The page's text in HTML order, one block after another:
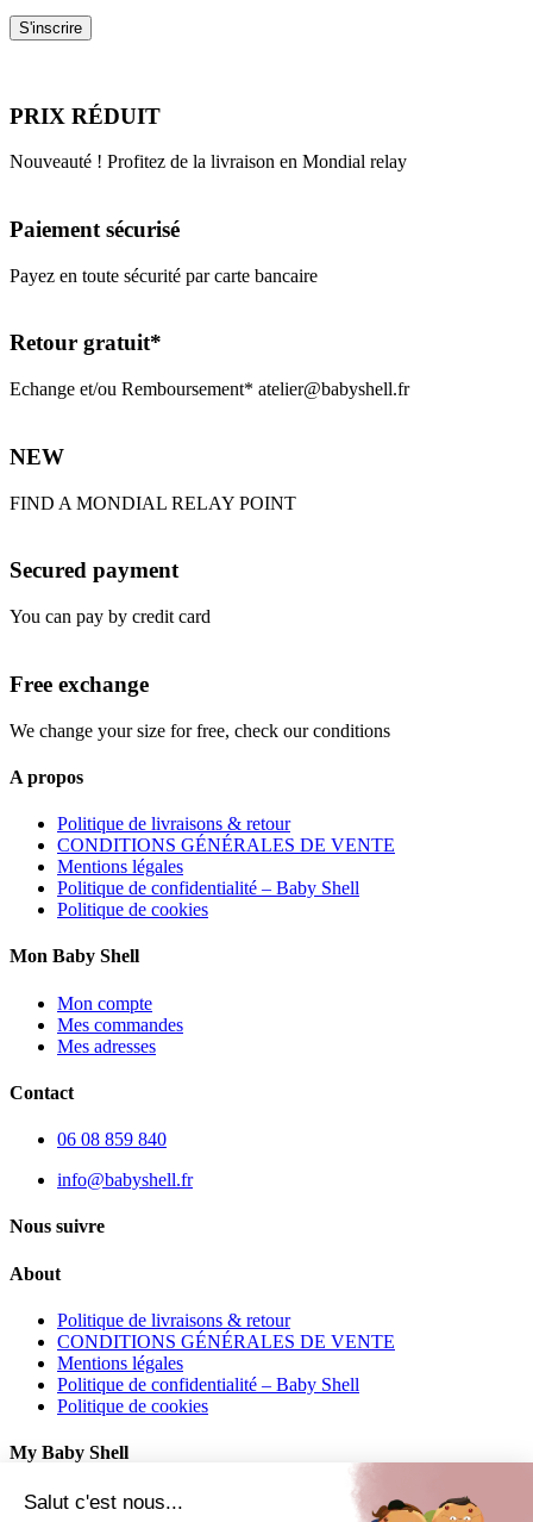
PRIX RÉDUIT
Nouveauté ! Profitez de la livraison en Mondial relay
Paiement sécurisé
Payez en toute sécurité par carte bancaire
Retour gratuit*
Echange et/ou Remboursement* atelier@babyshell.fr
NEW
FIND A MONDIAL RELAY POINT
Secured payment
You can pay by credit card
Free exchange
We change your size for free, check our conditions
A propos
Politique de livraisons & retour
CONDITIONS GÉNÉRALES DE VENTE
Mentions légales
Politique de confidentialité – Baby Shell
Politique de cookies
Mon Baby Shell
Mon compte
Mes commandes
Mes adresses
Contact
06 08 859 840
info@babyshell.fr
Nous suivre
About
Politique de livraisons & retour
CONDITIONS GÉNÉRALES DE VENTE
Mentions légales
Politique de confidentialité – Baby Shell
Politique de cookies
My Baby Shell
Mon compte
Salut c'est nous...